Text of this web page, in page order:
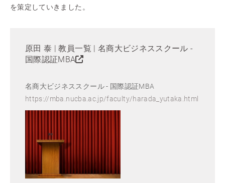
を策定していきました。
原田 泰 | 教員一覧 | 名商大ビジネススクール -
国際認証MBA
名商大ビジネススクール - 国際認証MBA
https://mba.nucba.ac.jp/faculty/harada_yutaka.html